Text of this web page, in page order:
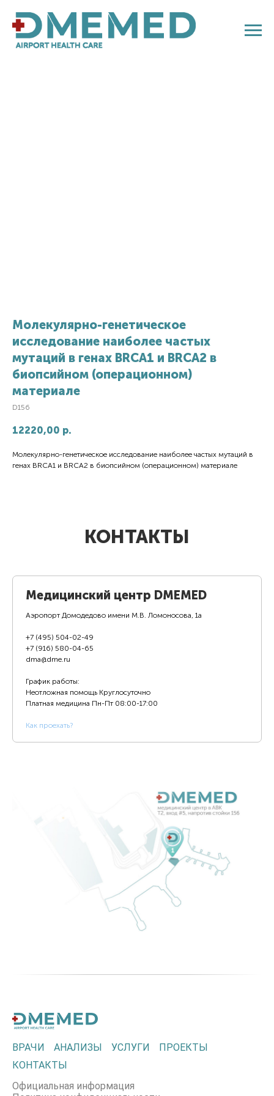
Молекулярно-генетическое
исследование наиболее частых
мутаций в генах BRCA1 и BRCA2 в
биопсийном (операционном)
материале
D156
12220,00 р.
Молекулярно-генетическое исследование наиболее частых мутаций в
генах BRCA1 и BRCA2 в биопсийном (операционном) материале
КОНТАКТЫ
Медицинский центр DMEMED
Аэропорт Домодедово имени М.В. Ломоносова, 1а
+7 (495) 504-02-49
+7 (916) 580-04-65
dma@dme.ru
График работы:
Неотложная помощь Круглосуточно
Платная медицина Пн-Пт 08:00-17:00
Как проехать?
ВРАЧИ АНАЛИЗЫ УСЛУГИ
ПРОЕКТЫ
КОНТАКТЫ
Официальная информация